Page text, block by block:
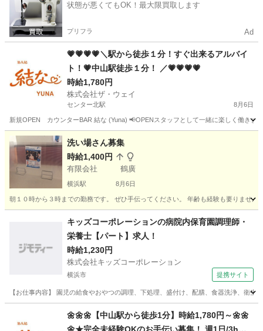
状態が悪くてもOK！最大限買取します
プリフラ Ad
💗💗💗💗＼駅から徒歩１分！すぐ出来るアルバイ
ト！💗中山駅徒歩１分！ ／💗💗💗💗
時給1,780円
株式会社ザ・ウェイ
センター北駅 8月6日
新規OPEN カウンターBAR 結な (Yuna) 📢OPENスタッフとして一緒に楽しく働きま
神奈川 横浜市 センター北駅
洗い場さん募集
時給1,400円
有限会社 鶴廣
横浜駅 8月6日
朝１０時から３時までの勤務です。 ぜひ手伝ってください。 年齢も経験も要りませ
横浜駅 カフェ パート
キッズコーポレーションの病院内保育園調理師・
栄養士【パート】求人！
時給1,230円
株式会社キッズコーポレーション
横浜市 提携サイト
【お仕事内容】 園児の給食やおやつの調理、下処理、盛付け、配膳、食器洗浄、衛
その他
🌼🌼🌼【中山駅から徒歩1分】時給1,780円～🌼🌼